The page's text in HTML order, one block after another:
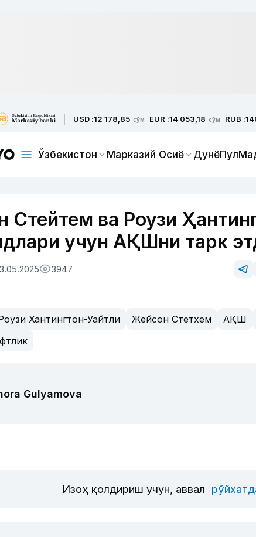
USD :12 178,85 сўм EUR :14 053,18 сўм RUB :
Ўзбекистон Марказий Осиё ДунёПул
Стейтем ва Роузи
учун АҚШни тарк
3947
Хантингтон-Уайтли Жейсон Стетхем АҚШ
Gulyamova
Изоҳ қолдириш учун, аввал